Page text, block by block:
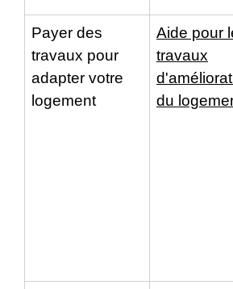
Payer des
travaux pour
adapter votre
logement
Aide pour
travaux
du